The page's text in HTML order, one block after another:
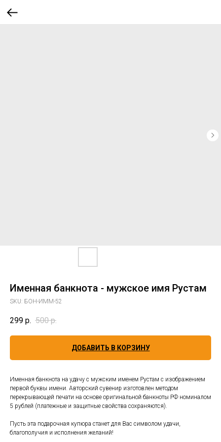
Именная банкнота - мужское имя Рустам
SKU: БОН-ИММ-52
299 р. 500 р.
ДОБАВИТЬ В КОРЗИНУ
Именная банкнота на удачу с мужским именем Рустам с изображением
первой буквы имени. Авторский сувенир изготовлен методом
перекрывающей печати на основе оригинальной банкноты РФ номиналом
5 рублей (платежные и защитные свойства сохраняются).
Пусть эта подарочная купюра станет для Вас символом удачи,
благополучия и исполнения желаний!